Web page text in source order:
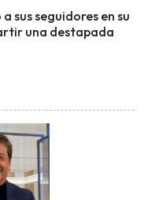
sus seguidores en su
una destapada